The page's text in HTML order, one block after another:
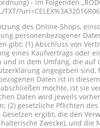
- im Folgenden
des Online-Shops,
personenbezogener
gibt: (1) Abschluss von
eines Kaufvertrags oder
und in dem Umfang, die
angegeben
Daten ist in
möchte, ist sie
Daten wird jeweils
(2) gesetzliche Pflichten
Gesetzen ergibt, die den
Zwecke), und die